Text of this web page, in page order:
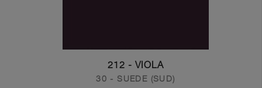
212 - VIOLA
30 - SUEDE (SUD)